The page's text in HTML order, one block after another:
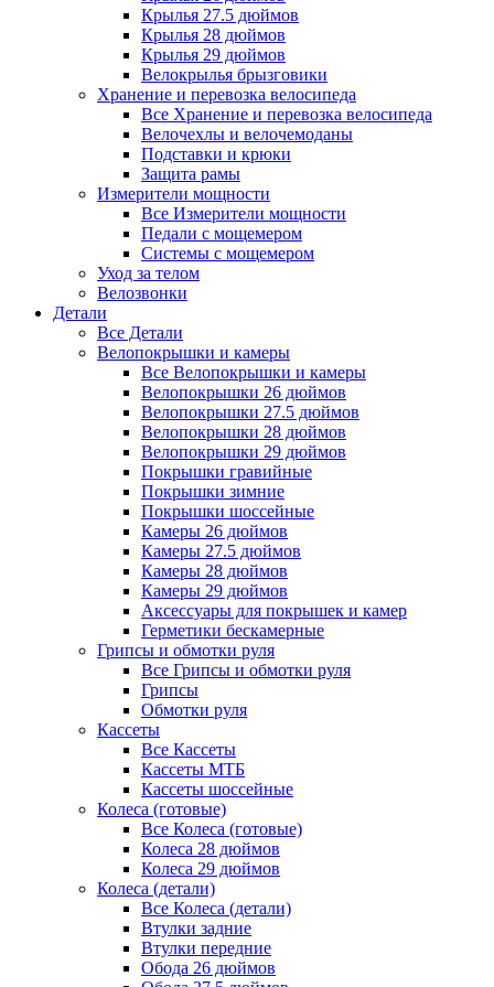
Крылья 27.5 дюймов
Крылья 28 дюймов
Крылья 29 дюймов
Велокрылья брызговики
Хранение и перевозка велосипеда
Все Хранение и перевозка велосипеда
Велочехлы и велочемоданы
Подставки и крюки
Защита рамы
Измерители мощности
Все Измерители мощности
Педали с мощемером
Системы с мощемером
Уход за телом
Велозвонки
Детали
Все Детали
Велопокрышки и камеры
Все Велопокрышки и камеры
Велопокрышки 26 дюймов
Велопокрышки 27.5 дюймов
Велопокрышки 28 дюймов
Велопокрышки 29 дюймов
Покрышки гравийные
Покрышки зимние
Покрышки шоссейные
Камеры 26 дюймов
Камеры 27.5 дюймов
Камеры 28 дюймов
Камеры 29 дюймов
Аксессуары для покрышек и камер
Герметики бескамерные
Грипсы и обмотки руля
Все Грипсы и обмотки руля
Грипсы
Обмотки руля
Кассеты
Все Кассеты
Кассеты МТБ
Кассеты шоссейные
Колеса (готовые)
Все Колеса (готовые)
Колеса 28 дюймов
Колеса 29 дюймов
Колеса (детали)
Все Колеса (детали)
Втулки задние
Втулки передние
Обода 26 дюймов